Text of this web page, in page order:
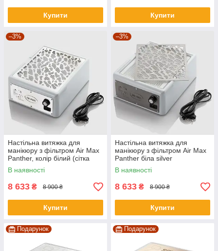
Купити Купити
–3%
Настільна витяжка для
манікюру з фільтром Air Max
Panther, колір білий (сітка
біла)
В наявності
8 633 ₴ 8 900 ₴
Купити
–3%
Настільна витяжка для
манікюру з фільтром Air Max
Panther біла silver
В наявності
8 633 ₴ 8 900 ₴
Купити
Подарунок Подарунок